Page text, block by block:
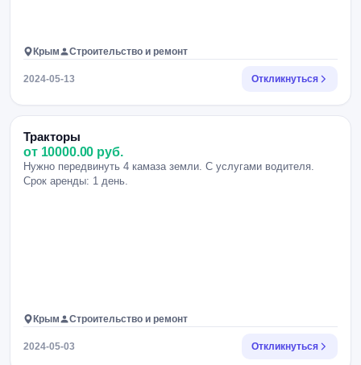
Крым Строительство и ремонт
2024-05-13 Откликнуться
Тракторы
от 10000.00 руб.
Нужно передвинуть 4 камаза земли. С услугами водителя.
Срок аренды: 1 день.
Крым Строительство и ремонт
2024-05-03 Откликнуться